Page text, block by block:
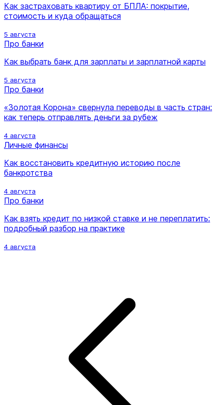
Как застраховать квартиру от БПЛА: покрытие,
стоимость и куда обращаться
5 августа
Про банки
Как выбрать банк для зарплаты и зарплатной карты
5 августа
Про банки
«Золотая Корона» свернула переводы в часть стран:
как теперь отправлять деньги за рубеж
4 августа
Личные финансы
Как восстановить кредитную историю после
банкротства
4 августа
Про банки
Как взять кредит по низкой ставке и не переплатить:
подробный разбор на практике
4 августа